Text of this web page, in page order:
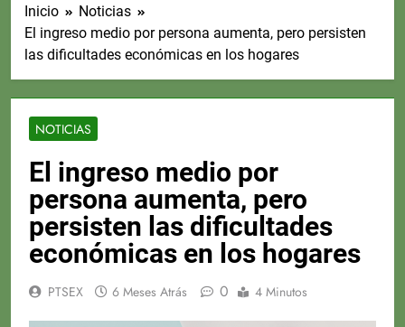
Inicio
Noticias
El ingreso medio por persona aumenta, pero persisten
las dificultades económicas en los hogares
NOTICIAS
El ingreso medio por
persona aumenta, pero
persisten las dificultades
económicas en los hogares
PTSEX 6 Meses Atrás 0 4 Minutos